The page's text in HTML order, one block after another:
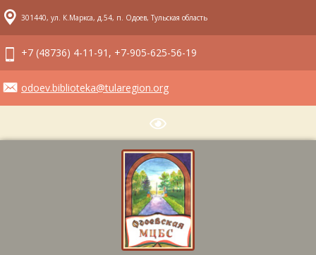
301440, ул. К.Маркса, д.54, п. Одоев, Тульская область
+7 (48736) 4-11-91, +7-905-625-56-19
odoev.biblioteka@tularegion.org